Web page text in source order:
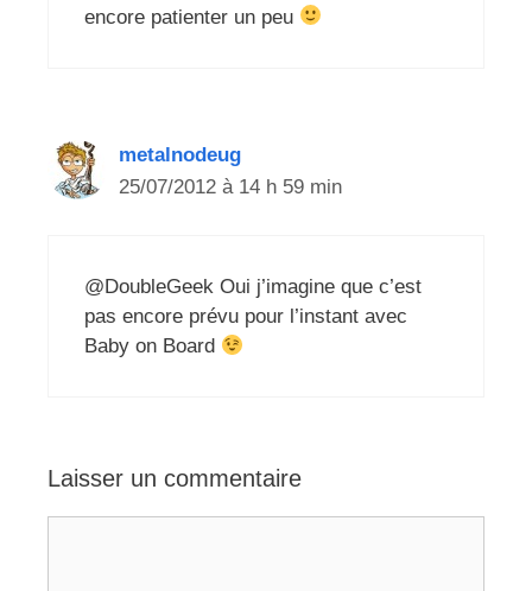
encore patienter un peu
metalnodeug
25/07/2012 à 14 h 59 min
@DoubleGeek Oui j’imagine que c’est
pas encore prévu pour l’instant avec
Baby on Board
Laisser un commentaire